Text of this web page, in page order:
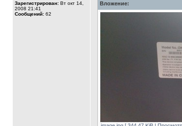
Зарегистрирован: Вт окт 14,
2008 21:41
Сообщений: 62
Вложение: